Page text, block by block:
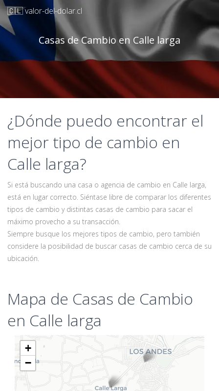
🇨🇱 valor-del-dolar.cl
Casas de Cambio en Calle larga
¿Dónde puedo encontrar el
mejor tipo de cambio en
Calle larga?
Si está buscando una casa o agencia de cambio en Calle larga,
está en lugar correcto. Siéntase libre de comparar los diferentes
tipos de cambio y distintas casas de cambio para sacar el
máximo provecho a su transacción.
Siempre busque los mejores tipos de cambio, pero también
considere la posibilidad de buscar casas de cambio cerca de su
ubicación.
Mapa de Casas de Cambio
en Calle larga
+
−